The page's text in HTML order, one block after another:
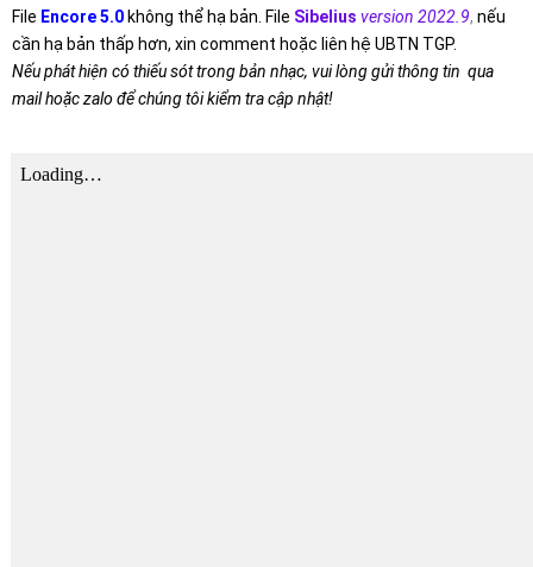
File Encore 5.0 không thể hạ bản. File Sibelius version 2022.9, nếu
cần hạ bản thấp hơn, xin comment hoặc liên hệ UBTN TGP.
Nếu phát hiện có thiếu sót trong bản nhạc, vui lòng gửi thông tin qua
mail hoặc zalo để chúng tôi kiểm tra cập nhật!